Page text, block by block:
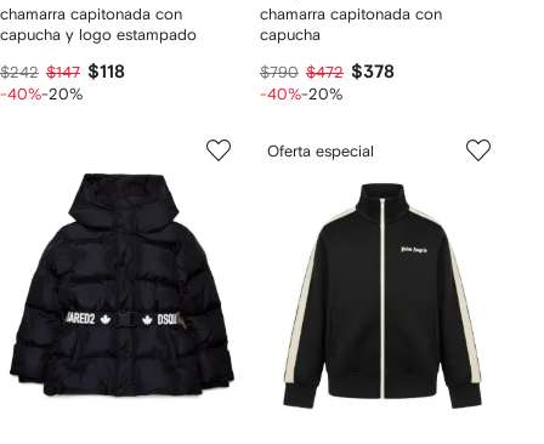
chamarra capitonada con
capucha y logo estampado
$242 $147 $118
-40%-20%
chamarra capitonada con
capucha
$790 $472 $378
-40%-20%
Oferta especial